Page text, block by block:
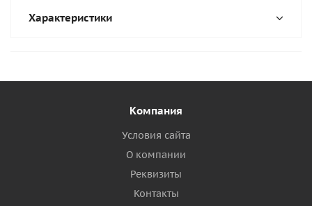
Характеристики
Компания
Условия сайта
О компании
Реквизиты
Контакты